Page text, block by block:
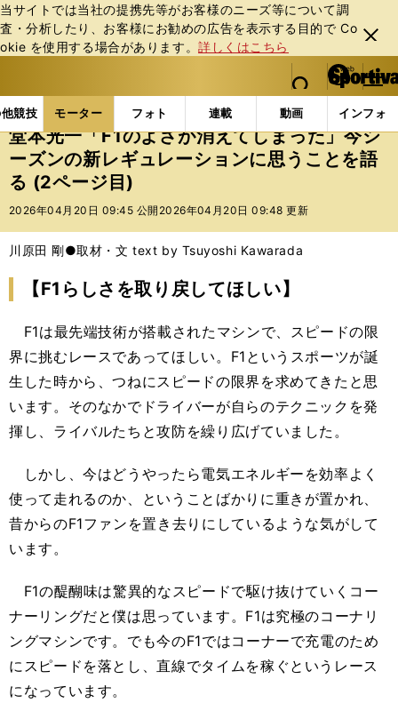
当サイトでは当社の提携先等がお客様のニーズ等について調
査・分析したり、お客様にお勧めの広告を表⽰する⽬的で Co
okie を使⽤する場合があります。詳しくはこちら
閉じ
る
web Sportiva (webスポルティーバ)
検索
マイペ
ー
ジ
メニュ
競技 モーター フォト 連載 動画 インフォ
b
ス
ポ
ル
テ
ー
バ
モーターの記事一覧 モーター F1 堂本光一「F1
堂本光一「F1のよさが消えてしまった」今シ
ーズンの新レギュレーションに思うことを語
る (2ページ目)
2026年04月20日 09:45 公開 2026年04月20日 09:48 更新
川原田 剛●取材・文 text by Tsuyoshi Kawarada
【F1らしさを取り戻してほしい】
F1は最先端技術が搭載されたマシンで、スピードの限
界に挑むレースであってほしい。F1というスポーツが誕
生した時から、つねにスピードの限界を求めてきたと思
います。そのなかでドライバーが自らのテクニックを発
揮し、ライバルたちと攻防を繰り広げていました。
しかし、今はどうやったら電気エネルギーを効率よく
使って走れるのか、ということばかりに重きが置かれ、
昔からのF1ファンを置き去りにしているような気がして
います。
F1の醍醐味は驚異的なスピードで駆け抜けていくコー
ナーリングだと僕は思っています。F1は究極のコーナリ
ングマシンです。でも今のF1ではコーナーで充電のため
にスピードを落とし、直線でタイムを稼ぐというレース
になっています。